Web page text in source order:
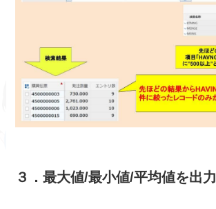
３．最大値/最小値/平均値を出力